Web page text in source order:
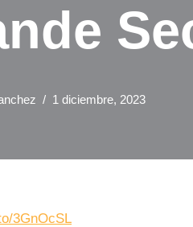
1 diciembre, 2023
3GnOcSL